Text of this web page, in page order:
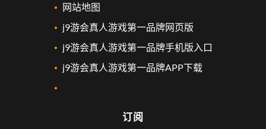
网站地图
j9游会真人游戏第一品牌网页版
j9游会真人游戏第一品牌手机版入口
j9游会真人游戏第一品牌APP下载
订阅